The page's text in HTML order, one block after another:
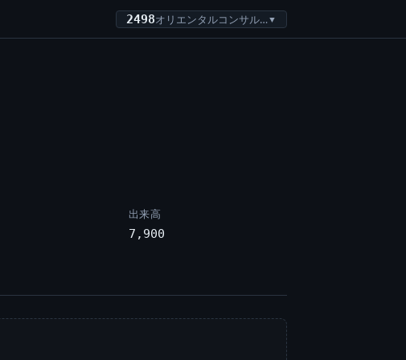
2498 オリエンタルコンサルタンツホールディングス▼
出来高
7,900